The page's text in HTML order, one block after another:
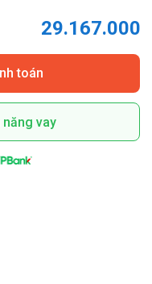
29.167.000
toán
năng vay